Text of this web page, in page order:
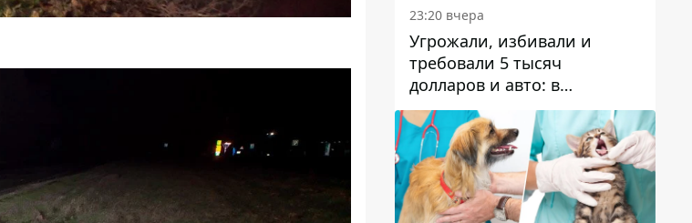
23:20 вчера
Угрожали, избивали и
требовали 5 тысяч
долларов и авто: в
Павлограде задержали двух
мужчин